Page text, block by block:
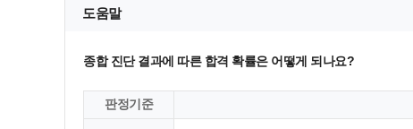
도움말
종합 진단 결과에 따른 합격 확률은 어떻게 되나요?
판정기준